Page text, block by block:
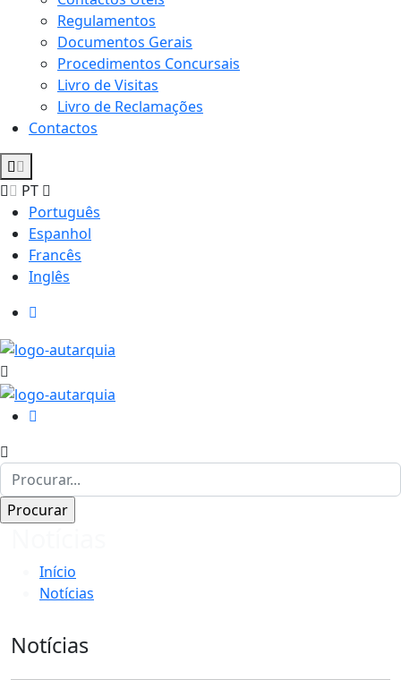
Regulamentos
Documentos Gerais
Procedimentos Concursais
Livro de Visitas
Livro de Reclamações
Contactos
PT
Português
Espanhol
Francês
Inglês
Início
Notícias
Notícias